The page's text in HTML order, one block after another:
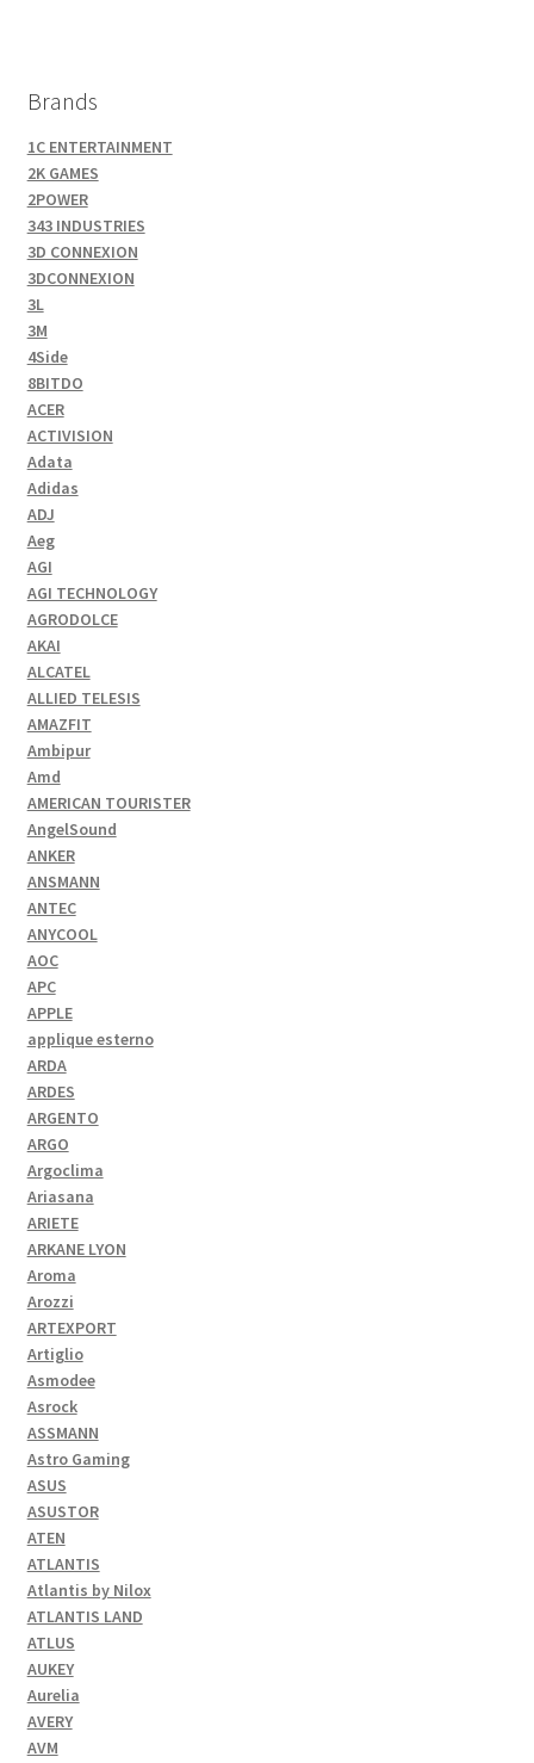
Brands
1C ENTERTAINMENT
2K GAMES
2POWER
343 INDUSTRIES
3D CONNEXION
3DCONNEXION
3L
3M
4Side
8BITDO
ACER
ACTIVISION
Adata
Adidas
ADJ
Aeg
AGI
AGI TECHNOLOGY
AGRODOLCE
AKAI
ALCATEL
ALLIED TELESIS
AMAZFIT
Ambipur
Amd
AMERICAN TOURISTER
AngelSound
ANKER
ANSMANN
ANTEC
ANYCOOL
AOC
APC
APPLE
applique esterno
ARDA
ARDES
ARGENTO
ARGO
Argoclima
Ariasana
ARIETE
ARKANE LYON
Aroma
Arozzi
ARTEXPORT
Artiglio
Asmodee
Asrock
ASSMANN
Astro Gaming
ASUS
ASUSTOR
ATEN
ATLANTIS
Atlantis by Nilox
ATLANTIS LAND
ATLUS
AUKEY
Aurelia
AVERY
AVM